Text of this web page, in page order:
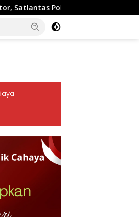
NTT Bersama Forum LLAJ